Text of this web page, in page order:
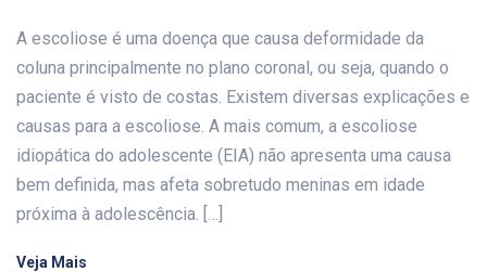
A escoliose é uma doença que causa deformidade da
coluna principalmente no plano coronal, ou seja, quando o
paciente é visto de costas. Existem diversas explicações e
causas para a escoliose. A mais comum, a escoliose
idiopática do adolescente (EIA) não apresenta uma causa
bem definida, mas afeta sobretudo meninas em idade
próxima à adolescência. […]
Veja Mais